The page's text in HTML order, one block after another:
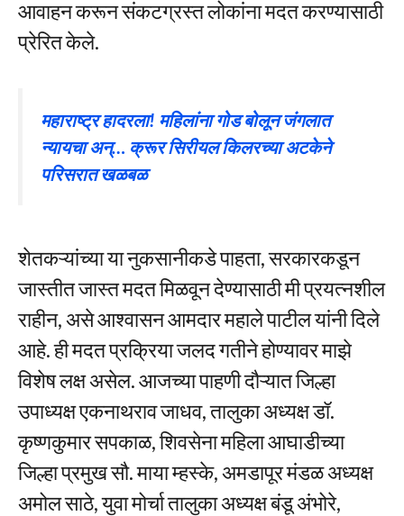
आवाहन करून संकटग्रस्त लोकांना मदत करण्यासाठी
प्रेरित केले.
महाराष्ट्र हादरला! महिलांना गोड बोलून जंगलात
न्यायचा अन्… क्रूर सिरीयल किलरच्या अटकेने
परिसरात खळबळ
शेतकऱ्यांच्या या नुकसानीकडे पाहता, सरकारकडून
जास्तीत जास्त मदत मिळवून देण्यासाठी मी प्रयत्नशील
राहीन, असे आश्वासन आमदार महाले पाटील यांनी दिले
आहे. ही मदत प्रक्रिया जलद गतीने होण्यावर माझे
विशेष लक्ष असेल. आजच्या पाहणी दौऱ्यात जिल्हा
उपाध्यक्ष एकनाथराव जाधव, तालुका अध्यक्ष डॉ.
कृष्णकुमार सपकाळ, शिवसेना महिला आघाडीच्या
जिल्हा प्रमुख सौ. माया म्हस्के, अमडापूर मंडळ अध्यक्ष
अमोल साठे, युवा मोर्चा तालुका अध्यक्ष बंडू अंभोरे,